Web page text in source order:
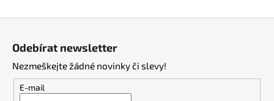
Odebírat newsletter
Nezmeškejte žádné novinky či slevy!
E-mail